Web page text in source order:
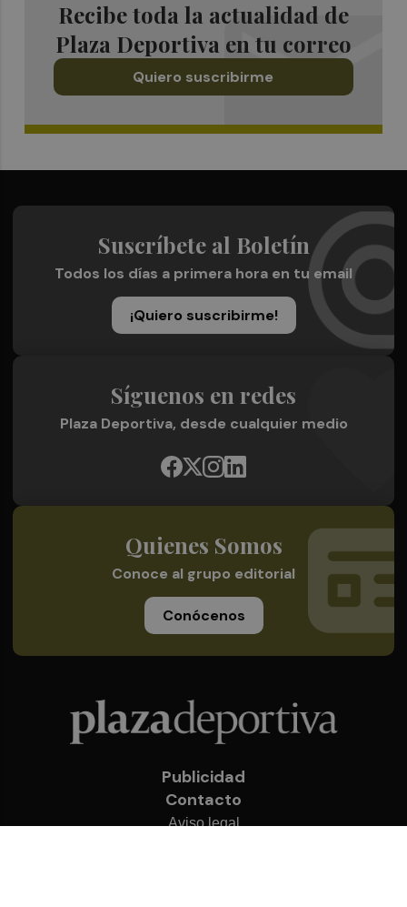
Recibe toda la actualidad de
Plaza Deportiva en tu correo
Quiero suscribirme
Suscríbete al Boletín
Todos los días a primera hora en tu email
¡Quiero suscribirme!
Síguenos en redes
Plaza Deportiva, desde cualquier medio
Quienes Somos
Conoce al grupo editorial
Conócenos
Publicidad
Contacto
Aviso legal